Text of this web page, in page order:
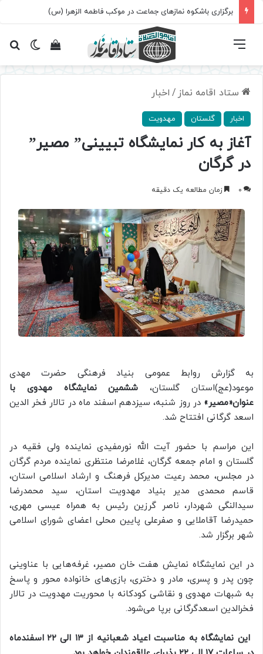
برگزاری باشکوه نمازهای جماعت در موکب فاطمه الزهرا (س)
تغییرمشاهده فهرست
ستاد اقامه نماز / اخبار
اخبار گلستان مهدویت
آغاز به کار نمایشگاه تبیینی” مصیر”
در گرگان
0 زمان مطالعه یک دقیقه
به گزارش روابط عمومی بنیاد فرهنگی حضرت مهدی
موعود(عج)استان گلستان، ششمین نمایشگاه مهدوی با
عنوان«مصیر» در روز شنبه، سیزدهم اسفند ماه در تالار فخر الدین
اسعد گرگانی افتتاح شد.
این مراسم با حضور آیت الله نورمفیدی نماینده ولی فقیه در
گلستان و امام جمعه گرگان، غلامرضا منتظری نماینده مردم گرگان
در مجلس، محمد رعیت مدیرکل فرهنگ و ارشاد اسلامی استان،
قاسم محمدی مدیر بنیاد مهدویت استان، سید محمدرضا
سیدالنگی شهردار، ناصر گرزین رئیس به همراه عیسی مهری،
حمیدرضا آقاملایی و صفرعلی پایین محلی اعضای شورای اسلامی
شهر برگزار شد.
در این نمایشگاه نمایش هفت خان مصیر، غرفه‌هایی با عناوینی
چون پدر و پسری، مادر و دختری، بازی‌های خانواده محور و پاسخ
به شبهات مهدوی و نقاشی کودکانه با محوریت مهدویت در تالار
فخرالدین اسعدگرگانی برپا می‌شود.
این نمایشگاه به مناسبت اعیاد شعبانیه از ۱۳ الی ۲۲ اسفندماه